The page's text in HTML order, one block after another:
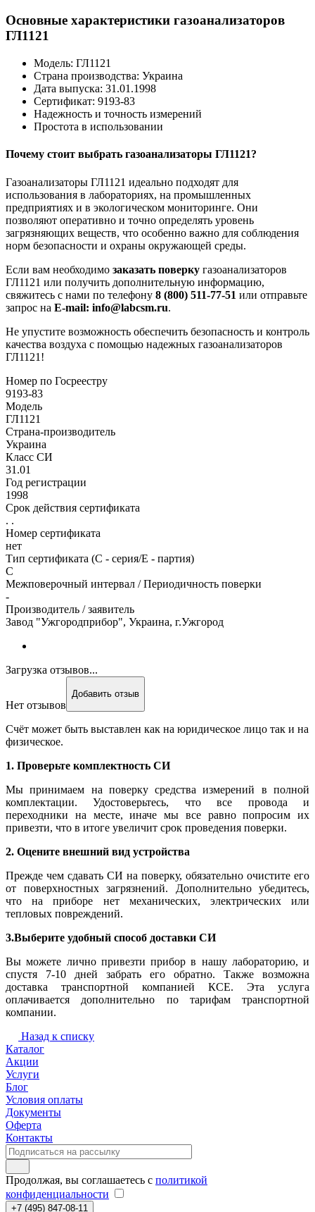
Основные характеристики газоанализаторов
ГЛ1121
Модель: ГЛ1121
Страна производства: Украина
Дата выпуска: 31.01.1998
Сертификат: 9193-83
Надежность и точность измерений
Простота в использовании
Почему стоит выбрать газоанализаторы ГЛ1121?
Газоанализаторы ГЛ1121 идеально подходят для
использования в лабораториях, на промышленных
предприятиях и в экологическом мониторинге. Они
позволяют оперативно и точно определять уровень
загрязняющих веществ, что особенно важно для соблюдения
норм безопасности и охраны окружающей среды.
Если вам необходимо заказать поверку газоанализаторов
ГЛ1121 или получить дополнительную информацию,
свяжитесь с нами по телефону 8 (800) 511-77-51 или отправьте
запрос на E-mail: info@labcsm.ru.
Не упустите возможность обеспечить безопасность и контроль
качества воздуха с помощью надежных газоанализаторов
ГЛ1121!
Номер по Госреестру
9193-83
Модель
ГЛ1121
Страна-производитель
Украина
Класс СИ
31.01
Год регистрации
1998
Срок действия сертификата
. .
Номер сертификата
нет
Тип сертификата (C - серия/E - партия)
С
Межповерочный интервал / Периодичность поверки
-
Производитель / заявитель
Завод "Ужгородприбор", Украина, г.Ужгород
Загрузка отзывов...
Нет отзывов
Добавить отзыв
Счёт может быть выставлен как на юридическое лицо так и на
физическое.
1. Проверьте комплектность СИ
Мы принимаем на поверку средства измерений в полной
комплектации. Удостоверьтесь, что все провода и
переходники на месте, иначе мы все равно попросим их
привезти, что в итоге увеличит срок проведения поверки.
2. Оцените внешний вид устройства
Прежде чем сдавать СИ на поверку, обязательно очистите его
от поверхностных загрязнений. Дополнительно убедитесь,
что на приборе нет механических, электрических или
тепловых повреждений.
3.Выберите удобный способ доставки СИ
Вы можете лично привезти прибор в нашу лабораторию, и
спустя 7-10 дней забрать его обратно. Также возможна
доставка транспортной компанией КСЕ. Эта услуга
оплачивается дополнительно по тарифам транспортной
компании.
Назад к списку
Каталог
Акции
Услуги
Блог
Условия оплаты
Документы
Оферта
Контакты
Продолжая, вы соглашаетесь с политикой
конфиденциальности
+7 (495) 847-08-11